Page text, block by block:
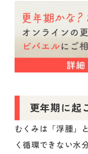
更年期に起
むくみは「浮腫」
く循環できない水